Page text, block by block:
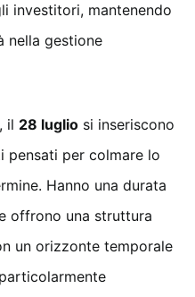
investitori, mantenendo
nella gestione
, il 28 luglio si inseriscono
pensati per colmare lo
Hanno una durata
offrono una struttura
un orizzonte temporale